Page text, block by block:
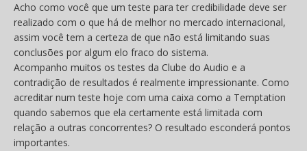
Acho como você que um teste para ter credibilidade deve ser
realizado com o que há de melhor no mercado internacional,
assim você tem a certeza de que não está limitando suas
conclusões por algum elo fraco do sistema.
Acompanho muitos os testes da Clube do Audio e a
contradição de resultados é realmente impressionante. Como
acreditar num teste hoje com uma caixa como a Temptation
quando sabemos que ela certamente está limitada com
relação a outras concorrentes? O resultado esconderá pontos
importantes.